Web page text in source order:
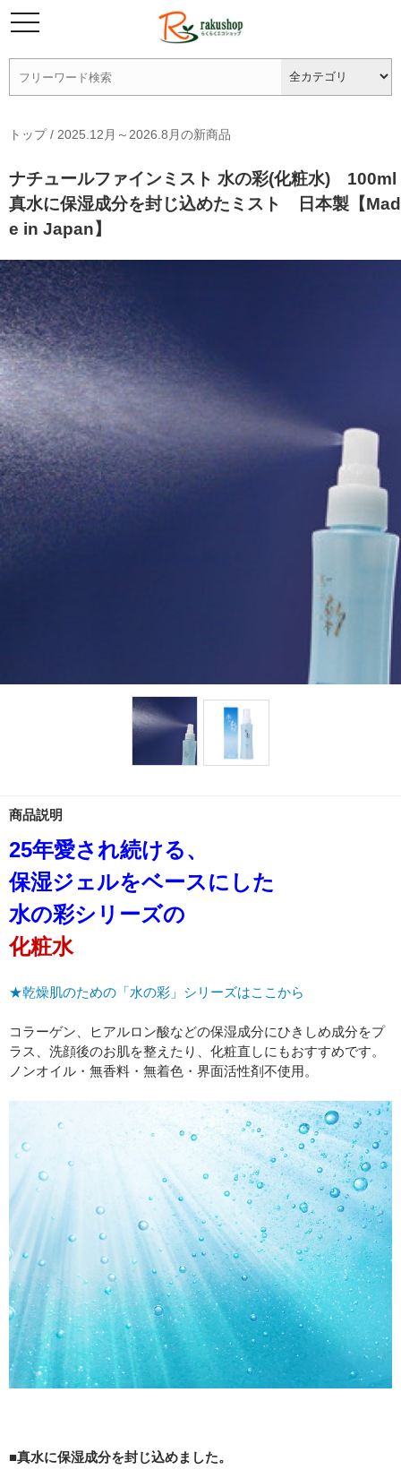
トップ/ 2025.12月～2026.8月の新商品
ナチュールファインミスト 水の彩(化粧水) 100ml
真水に保湿成分を封じ込めたミスト 日本製【Mad
e in Japan】
商品説明
25年愛され続ける、
保湿ジェルをベースにした
水の彩シリーズの
化粧水
★乾燥肌のための「水の彩」シリーズはここから
コラーゲン、ヒアルロン酸などの保湿成分にひきしめ成分をプ
ラス、洗顔後のお肌を整えたり、化粧直しにもおすすめです。
ノンオイル・無香料・無着色・界面活性剤不使用。
■真水に保湿成分を封じ込めました。